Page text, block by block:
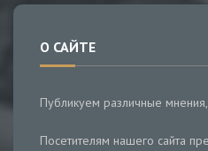
О САЙТЕ
Публикуем различные
Посетителям нашего сайта